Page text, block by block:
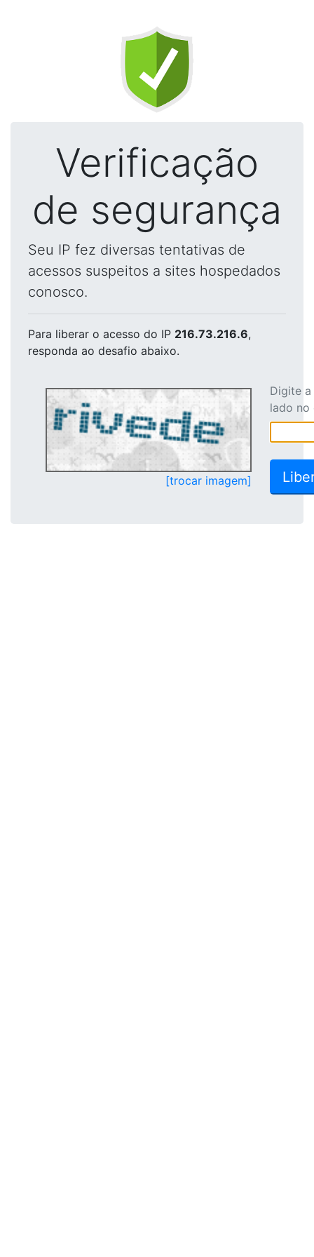
Verificação
de segurança
Seu IP fez diversas tentativas de
acessos suspeitos a sites hospedados
conosco.
Para liberar o acesso do IP 216.73.216.6,
responda ao desafio abaixo.
[trocar imagem]
Digite
lado no